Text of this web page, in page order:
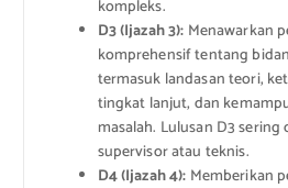
kompleks.
D3 (Ijazah 3): Menawarkan
komprehensif tentang
termasuk landasan teori,
tingkat lanjut, dan
masalah. Lulusan D3
supervisor atau teknis.
D4 (Ijazah 4): Memberikan